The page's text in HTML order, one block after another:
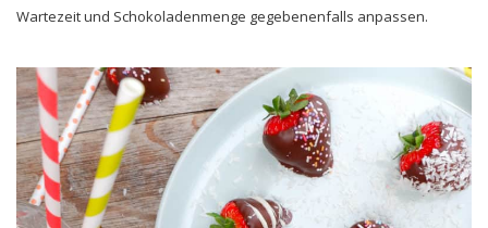
Wartezeit und Schokoladenmenge gegebenenfalls anpassen.